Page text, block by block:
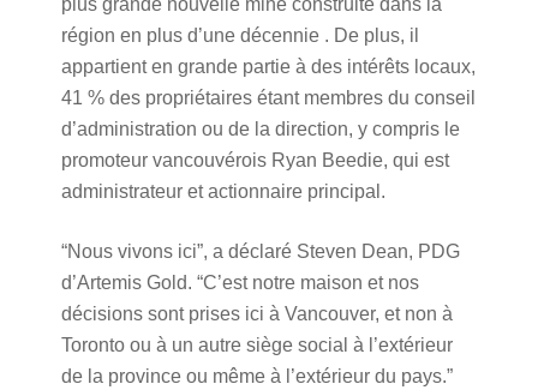
plus grande nouvelle mine construite dans la
région en plus d’une décennie . De plus, il
appartient en grande partie à des intérêts locaux,
41 % des propriétaires étant membres du conseil
d’administration ou de la direction, y compris le
promoteur vancouvérois Ryan Beedie, qui est
administrateur et actionnaire principal.
“Nous vivons ici”, a déclaré Steven Dean, PDG
d’Artemis Gold. “C’est notre maison et nos
décisions sont prises ici à Vancouver, et non à
Toronto ou à un autre siège social à l’extérieur
de la province ou même à l’extérieur du pays.”